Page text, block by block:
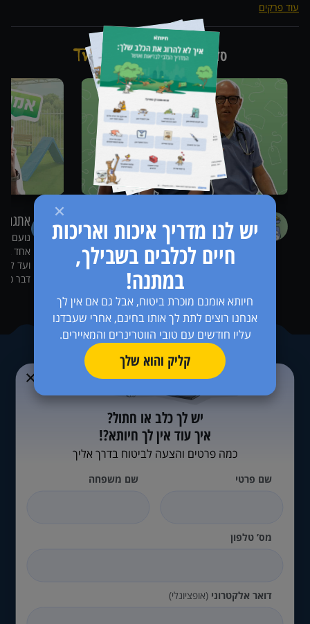
יש לנו מדריך איכות ואריכות
חיים לכלבים בשבילך,
במתנה!
חיותא אומנם מוכרת ביטוח, אבל גם אם אין לך
אנחנו רוצים לתת לך אותו בחינם, אחרי שעבדנו
עליו חודשים עם טובי הווטרינרים והמאיירים.
קליק והוא שלך
עוד פרקים
סדרות נוספות מבית
זול vs יקר
בהרבה בעיות בריאות של כלבים וחתולים
אפשר לטפל בזול- או אפשר לטפל טוב. אלה
הסיפורים שלהן.
נועם
אחד
ועד
דבר
יש לך כלב או חתול?
איך עוד אין לך חיותא?!
כמה פרטים והצעה לביטוח בדרך אליך
שם פרטי שם משפחה
מס’ טלפון
דואר אלקטרוני(אופציונלי)